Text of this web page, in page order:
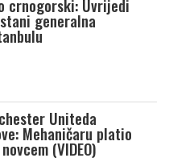
crnogorski: Uvrijedi
generalna
Uniteda
Mehaničaru platio
(VIDEO)